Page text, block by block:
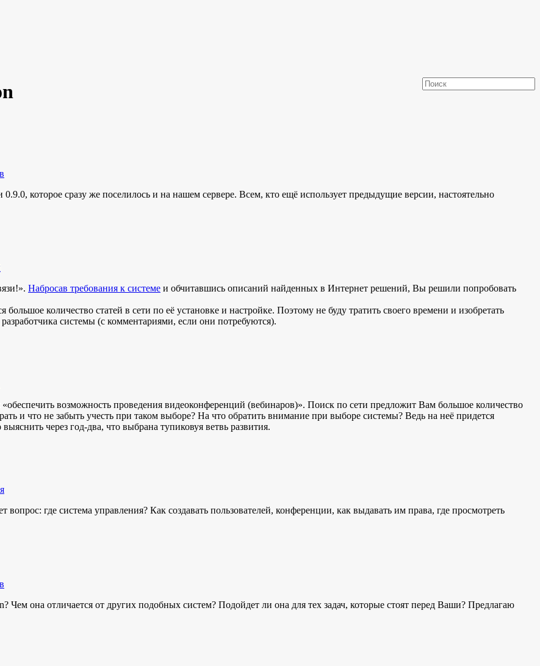
которое сразу же поселилось и на нашем сервере. Всем, кто ещё использует предыдущие версии, настоятельно
Набросав требования к системе и обчитавшись описаний найденных в Интернет решений, Вы решили попробовать
количество статей в сети по её установке и настройке. Поэтому не буду тратить своего времени и изобретать
системы (с комментариями, если они потребуются).
возможность проведения видеоконференций (вебинаров)». Поиск по сети предложит Вам большое количество
и что не забыть учесть при таком выборе? На что обратить внимание при выборе системы? Ведь на неё придется
через год-два, что выбрана тупиковуя ветвь развития.
где система управления? Как создавать пользователей, конференции, как выдавать им права, где просмотреть
Чем она отличается от других подобных систем? Подойдет ли она для тех задач, которые стоят перед Ваши? Предлагаю